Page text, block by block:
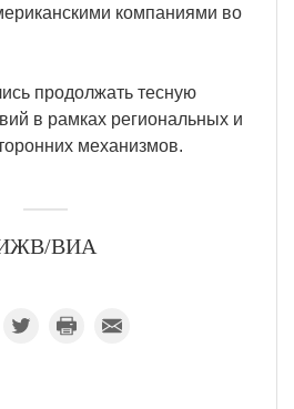
компаниями во
продолжать тесную
в рамках региональных и
механизмов.
ВИА